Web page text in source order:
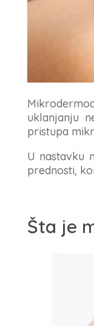
uklanjanju
pristupa
U nastavku
prednosti,
Šta je